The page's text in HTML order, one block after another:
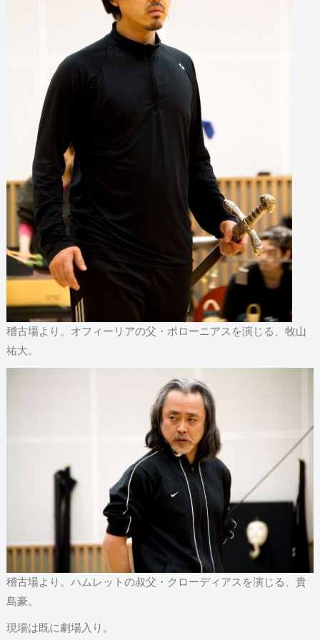
稽古場より。オフィーリアの父・ポローニアスを演じる、牧山
祐大。
稽古場より。ハムレットの叔父・クローディアスを演じる、貴
島豪。
現場は既に劇場入り。